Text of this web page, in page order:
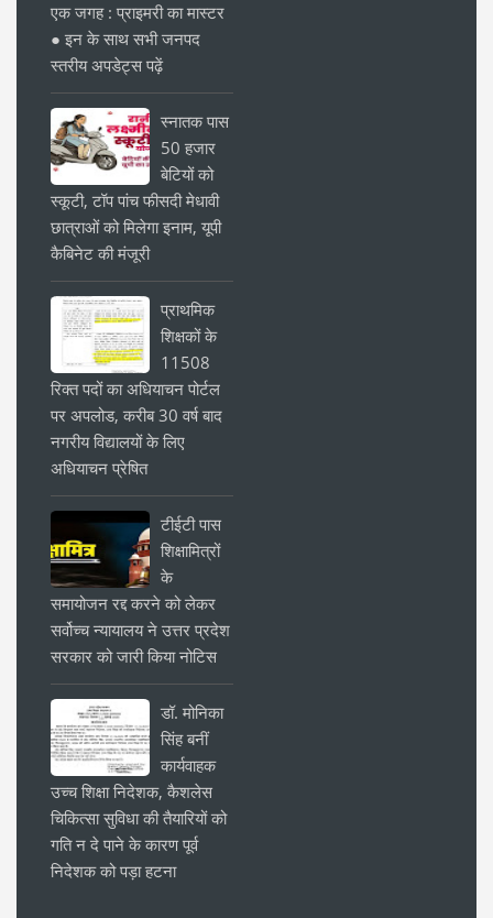
एक जगह : प्राइमरी का मास्टर
● इन के साथ सभी जनपद
स्तरीय अपडेट्स पढ़ें
स्नातक पास
50 हजार
बेटियों को
स्कूटी, टॉप पांच फीसदी मेधावी
छात्राओं को मिलेगा इनाम, यूपी
कैबिनेट की मंजूरी
प्राथमिक
शिक्षकों के
11508
रिक्त पदों का अधियाचन पोर्टल
पर अपलोड, करीब 30 वर्ष बाद
नगरीय विद्यालयों के लिए
अधियाचन प्रेषित
टीईटी पास
शिक्षामित्रों
के
समायोजन रद्द करने को लेकर
सर्वोच्च न्यायालय ने उत्तर प्रदेश
सरकार को जारी किया नोटिस
डॉ. मोनिका
सिंह बनीं
कार्यवाहक
उच्च शिक्षा निदेशक, कैशलेस
चिकित्सा सुविधा की तैयारियों को
गति न दे पाने के कारण पूर्व
निदेशक को पड़ा हटना